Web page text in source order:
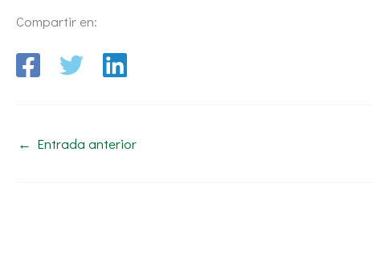
Compartir en:
← Entrada anterior